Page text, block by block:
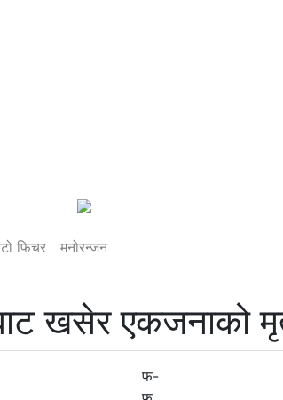
फिचर मनोरन्जन
खसेर एकजनाको
फ-